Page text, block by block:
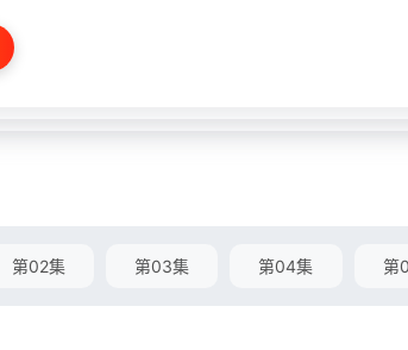
第02集 第03集 第04集 第